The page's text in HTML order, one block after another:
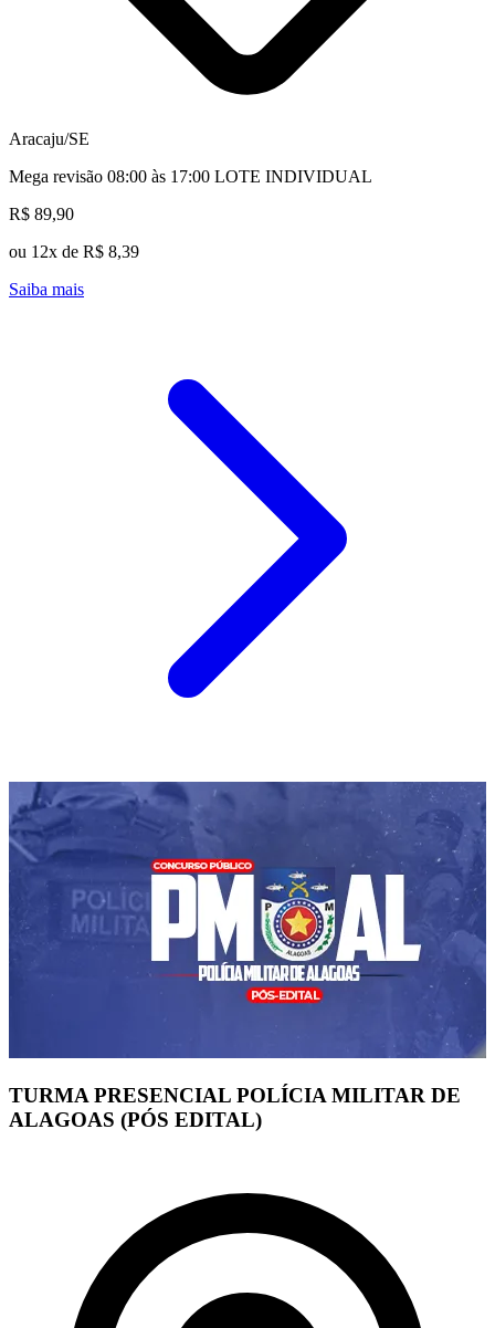
Aracaju/SE
Mega revisão 08:00 às 17:00 LOTE INDIVIDUAL
R$ 89,90
ou 12x de R$ 8,39
Saiba mais
TURMA PRESENCIAL POLÍCIA MILITAR DE
ALAGOAS (PÓS EDITAL)